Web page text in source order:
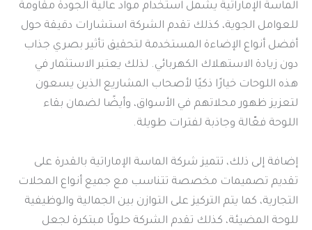
الماسة الإماراتية يشمل استخدام مواد عالية الجودة مقاومة
للعوامل الجوية، كذلك تقدم الشركة استشارات دقيقة حول
أفضل أنواع الإضاءة المستخدمة لتحقيق تأثير بصري جذاب
دون زيادة الاستهلاك الكهربائي. لذلك يعتبر الاستثمار في
هذه اللوحات خيارًا ذكيًا لأصحاب المشاريع الذين يسعون
لتعزيز ظهور محلاتهم في الأسواق، وأيضًا لضمان بقاء
اللوحة فعّالة وجاذبة لفترات طويلة.
إضافة إلى ذلك، تتميز شركة الماسة الإماراتية بالقدرة على
تقديم تصميمات مخصصة تتناسب مع جميع أنواع المحلات
التجارية، كما يتم التركيز على التوازن بين الجمالية والوظيفية
للوحة المضيئة، كذلك تقدم الشركة حلولًا مبتكرة لجعل